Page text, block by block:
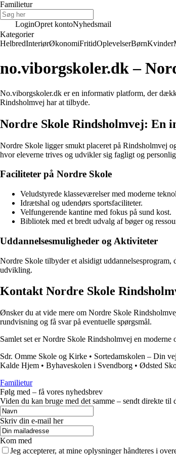
Familietur
LoginOpret kontoNyhedsmail
Kategorier
HelbredInteriørØkonomiFritidOplevelserBørnKvinder
no.viborgskoler.dk –
No.viborgskoler.dk er en informativ platform, der
Rindsholmvej har at tilbyde.
Nordre Skole Rindsholmvej: En
Nordre Skole ligger smukt placeret på Rindsholmvej
hvor eleverne trives og udvikler sig fagligt og
Faciliteter på Nordre Skole
Veludstyrede klasseværelser med moderne
Idrætshal og udendørs sportsfaciliteter.
Velfungerende kantine med fokus på sund kost.
Bibliotek med et bredt udvalg af bøger og
Uddannelsesmuligheder og Aktiviteter
Nordre Skole tilbyder et alsidigt
udvikling.
Kontakt Nordre Skole
Ønsker du at vide mere om Nordre Skole
rundvisning og få svar på eventuelle spørgsmål.
Samlet set er Nordre Skole Rindsholmvej en
Sdr. Omme Skole og Kirke • Sortedamskolen – Din
Kalde Hjem • Byhaveskolen i Svendborg • Ødsted
Familietur
Følg med – få vores nyhedsbrev
Viden du kan bruge med det samme – sendt direkte til
Skriv din e-mail her
Kom med
Jeg accepterer, at mine oplysninger håndteres i